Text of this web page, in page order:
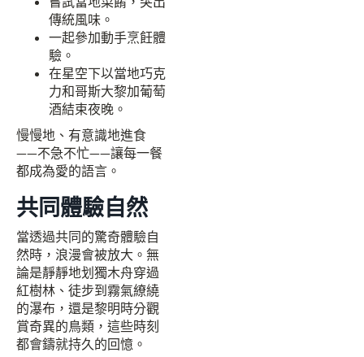
傳統風味。
一起參加動手烹飪體
驗。
在星空下以當地巧克
力和哥斯大黎加葡萄
酒結束夜晚。
慢慢地、有意識地進食
——不急不忙——讓每一餐
都成為愛的語言。
共同體驗自然
當透過共同的驚奇體驗自
然時，浪漫會被放大。無
論是靜靜地划獨木舟穿過
紅樹林、徒步到霧氣繚繞
的瀑布，還是黎明時分觀
賞奇異的鳥類，這些時刻
都會鑄就持久的回憶。